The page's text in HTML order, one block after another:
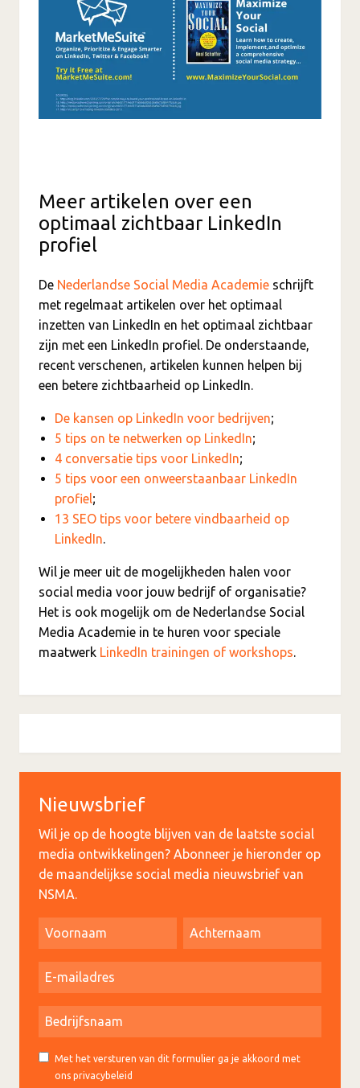
Meer artikelen over een
optimaal zichtbaar LinkedIn
profiel
De Nederlandse Social Media Academie schrijft
met regelmaat artikelen over het optimaal
inzetten van LinkedIn en het optimaal zichtbaar
zijn met een LinkedIn profiel. De onderstaande,
recent verschenen, artikelen kunnen helpen bij
een betere zichtbaarheid op LinkedIn.
De kansen op LinkedIn voor bedrijven;
5 tips on te netwerken op LinkedIn;
4 conversatie tips voor LinkedIn;
5 tips voor een onweerstaanbaar LinkedIn
profiel;
13 SEO tips voor betere vindbaarheid op
LinkedIn.
Wil je meer uit de mogelijkheden halen voor
social media voor jouw bedrijf of organisatie?
Het is ook mogelijk om de Nederlandse Social
Media Academie in te huren voor speciale
maatwerk LinkedIn trainingen of workshops.
Nieuwsbrief
Wil je op de hoogte blijven van de laatste social
media ontwikkelingen? Abonneer je hieronder op
de maandelijkse social media nieuwsbrief van
NSMA.
Met het versturen van dit formulier ga je akkoord met
ons privacybeleid